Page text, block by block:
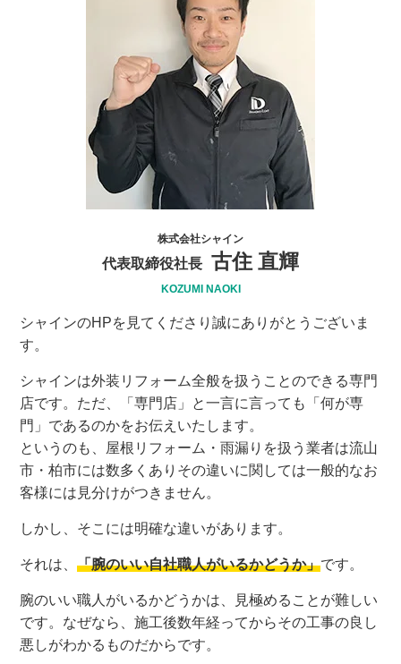
株式会社シャイン
代表取締役社長 古住 直輝
KOZUMI NAOKI
シャインのHPを見てくださり誠にありがとうございま
す。
シャインは外装リフォーム全般を扱うことのできる専門
店です。ただ、「専門店」と一言に言っても「何が専
門」であるのかをお伝えいたします。
というのも、屋根リフォーム・雨漏りを扱う業者は流山
市・柏市には数多くありその違いに関しては一般的なお
客様には見分けがつきません。
しかし、そこには明確な違いがあります。
それは、「腕のいい自社職人がいるかどうか」です。
腕のいい職人がいるかどうかは、見極めることが難しい
です。なぜなら、施工後数年経ってからその工事の良し
悪しがわかるものだからです。